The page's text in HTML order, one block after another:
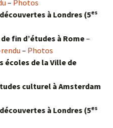
– Photos
à Londres (5es
fin d’études à Rome–
– Photos
écoles de la Ville de
culturel à Amsterdam
à Londres (5es